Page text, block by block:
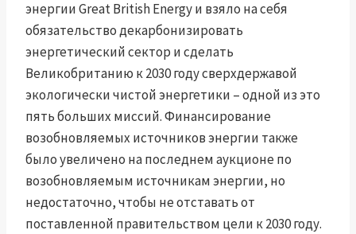
энергии Great British Energy и взяло на себя
обязательство декарбонизировать
энергетический сектор и сделать
Великобританию к 2030 году сверхдержавой
экологически чистой энергетики – одной из это
пять больших миссий. Финансирование
возобновляемых источников энергии также
было увеличено на последнем аукционе по
возобновляемым источникам энергии, но
недостаточно, чтобы не отставать от
поставленной правительством цели к 2030 году.